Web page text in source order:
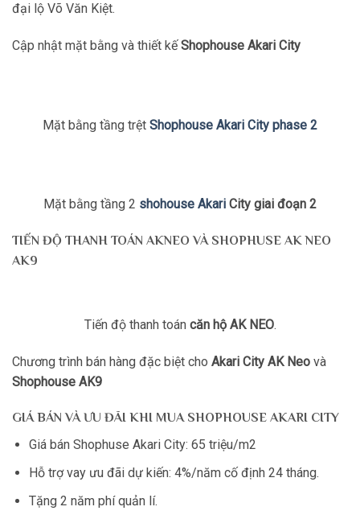
đại lộ Võ Văn Kiệt.
Cập nhật mặt bằng và thiết kếShophouse Akari City
Mặt bằng tầng trệt Shophouse Akari City phase 2
Mặt bằng tầng 2 shohouse Akari City giai đoạn 2
TIẾN ĐỘ THANH TOÁN AKNEO VÀ SHOPHUSE AK NEO
AK9
Tiến độ thanh toán căn hộ AK NEO.
Chương trình bán hàng đặc biệt cho Akari City AK Neo và
Shophouse AK9
GIÁ BÁN VÀ ƯU ĐÃI KHI MUA SHOPHOUSE AKARI CITY
Giá bán Shophuse Akari City: 65 triệu/m2
Hỗ trợ vay ưu đãi dự kiến: 4%/năm cố định 24 tháng.
Tặng 2 năm phí quản lí.